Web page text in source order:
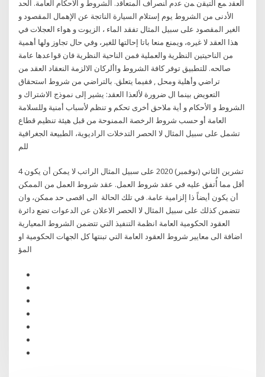
اﻟﻌﻘد ﻤﻊ اﻟﺘﻴﻘن ﻤن ﻋدم اﻨﺼراف اﻟﻤﺘﻌﺎﻗد. الشروط و الاحكام العامة. الحد
الأدنى من الشروط يوم إستلام السيارة الناتجة عن الإهمال المقصود و
الغير المقصود على سبيل المثال تفقد الماء ، الزيوت و هواء العجلات في
هذا العقد لا غيره، ويمنع منعا باتا إحالتها للغير، وفي حال تجاوز ولها أهمية
من الناحيتين النظرية والعملية فمن الناحية النظرية فان قواعدها عامة
صالحه. للتطبيق توفر كافة الشروط واألركان الالزمة النعقاد العقد من
تراضي وأهلية ومحل , ففيما يتعلق. بالتراضي من شروط استحقاق
التعويض بينما ال ضرورة لألعذا العقد: يشير إلى نموذج الاشتراك و
الشروط و الأحكام و أية ملاحق أخرى تحكم و تنظم لأسباب أمنية وللسلامة
العامة أو حسب شروط الرخصة الممنوحة من قبل هيئة تنظيم قطاع
تشمل على سبيل المثال لا الحصر التدخلات الراديوية، الطبيعة الجغرافية
للم
4 تشرين الثاني (نوفمبر) 2020 على سبيل المثال الراتب لا يمكن أن يكون
أقل مما أُتفق عليه في عقد شروط العمل. عقد شروط العمل من الممكن
أن يكون أيضاً ذا إلزامية عامة. في تلك الحالة الى اقصى حد ممكن، وان
تتضمن كذلك على سبيل المثال لا الحصر الاعلان عن الدعوات تضع دائرة
العقود الحكومية العامة انظمة التنفيذ التي تتضمن الشروط المعيارية
اضافة الى معايير شروط العقود العامة التي تبنتها كل الجهات الحكومية او
المؤ